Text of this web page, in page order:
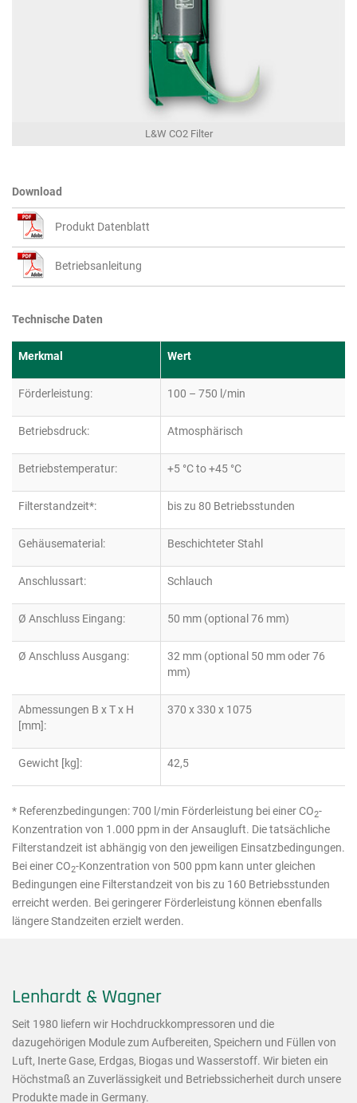
L&W CO2 Filter
Download
Produkt Datenblatt
Betriebsanleitung
Technische Daten
Merkmal Wert
Förderleistung: 100 – 750 l/min
Betriebsdruck: Atmosphärisch
Betriebstemperatur: +5 °C to +45 °C
Filterstandzeit*: bis zu 80 Betriebsstunden
Gehäusematerial: Beschichteter Stahl
Anschlussart: Schlauch
Ø Anschluss Eingang: 50 mm (optional 76 mm)
Ø Anschluss Ausgang:
32 mm (optional 50 mm oder 76
mm)
Abmessungen B x T x H
[mm]:
370 x 330 x 1075
Gewicht [kg]: 42,5
* Referenzbedingungen: 700 l/min Förderleistung bei einer CO2-
Konzentration von 1.000 ppm in der Ansaugluft. Die tatsächliche
Filterstandzeit ist abhängig von den jeweiligen Einsatzbedingungen.
Bei einer CO2-Konzentration von 500 ppm kann unter gleichen
Bedingungen eine Filterstandzeit von bis zu 160 Betriebsstunden
erreicht werden. Bei geringerer Förderleistung können ebenfalls
längere Standzeiten erzielt werden.
Lenhardt & Wagner
Seit 1980 liefern wir Hochdruckkompressoren und die
dazugehörigen Module zum Aufbereiten, Speichern und Füllen von
Luft, Inerte Gase, Erdgas, Biogas und Wasserstoff. Wir bieten ein
Höchstmaß an Zuverlässigkeit und Betriebssicherheit durch unsere
Produkte made in Germany.